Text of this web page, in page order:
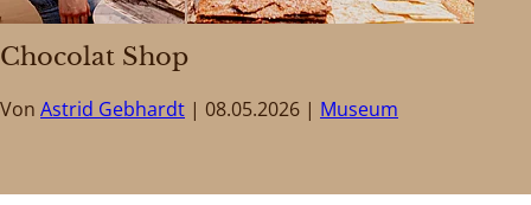
Chocolat Shop
Von Astrid Gebhardt 08.05.2026 Museum